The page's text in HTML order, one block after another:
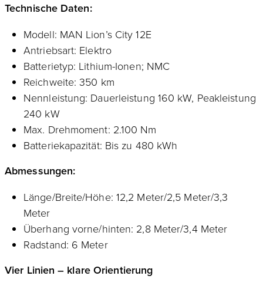
Technische Daten:
Modell: MAN Lion’s City 12E
Antriebsart: Elektro
Batterietyp: Lithium-Ionen; NMC
Reichweite: 350 km
Nennleistung: Dauerleistung 160 kW, Peakleistung
240 kW
Max. Drehmoment: 2.100 Nm
Batteriekapazität: Bis zu 480 kWh
Abmessungen:
Länge/Breite/Höhe: 12,2 Meter/2,5 Meter/3,3
Meter
Überhang vorne/hinten: 2,8 Meter/3,4 Meter
Radstand: 6 Meter
Vier Linien – klare Orientierung